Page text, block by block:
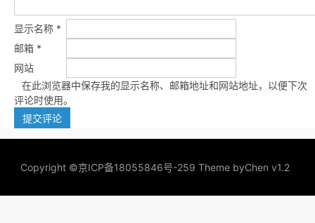
显示名称 *
邮箱 *
网站
在此浏览器中保存我的显示名称、邮箱地址和网站地址，以便下次
评论时使用。
Copyright ©京ICP备18055846号-259 Theme byChen v1.2